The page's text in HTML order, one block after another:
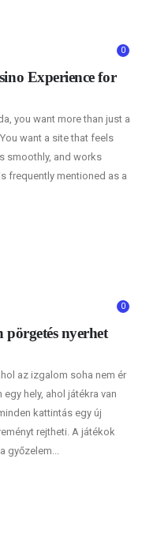
0
Experience for
you want more than just a
. You want a site that feels
smoothly, and works
frequently mentioned as a
0
nyerhet
az izgalom soha nem ér
hely, ahol játékra van
kattintás egy új
rejtheti. A játékok